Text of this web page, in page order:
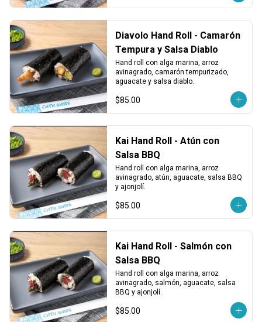
Diavolo Hand Roll - Camarón
Tempura y Salsa Diablo
Hand roll con alga marina, arroz
avinagrado, camarón tempurizado,
aguacate y salsa diablo.
$85.00
Kai Hand Roll - Atún con
Salsa BBQ
Hand roll con alga marina, arroz
avinagrado, atún, aguacate, salsa BBQ
y ajonjolí.
$85.00
Kai Hand Roll - Salmón con
Salsa BBQ
Hand roll con alga marina, arroz
avinagrado, salmón, aguacate, salsa
BBQ y ajonjolí.
$85.00